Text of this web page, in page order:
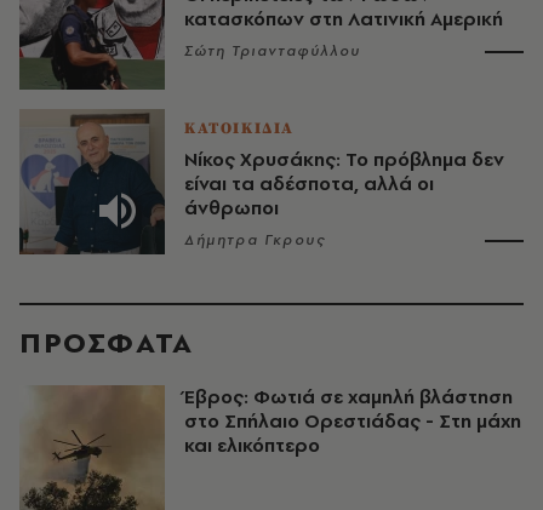
κατασκόπων στη Λατινική Αμερική
Σώτη Τριανταφύλλου
ΚΑΤΟΙΚΙΔΙΑ
Νίκος Χρυσάκης: Το πρόβλημα δεν
είναι τα αδέσποτα, αλλά οι
άνθρωποι
Δήμητρα Γκρους
ΠΡΟΣΦΑΤΑ
Έβρος: Φωτιά σε χαμηλή βλάστηση
στο Σπήλαιο Ορεστιάδας - Στη μάχη
και ελικόπτερο